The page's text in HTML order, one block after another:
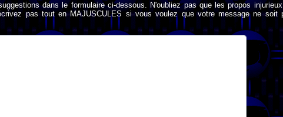
dans le formulaire ci-dessous. N'oubliez pas que les propos
pas tout en MAJUSCULES si vous voulez que votre message ne soit